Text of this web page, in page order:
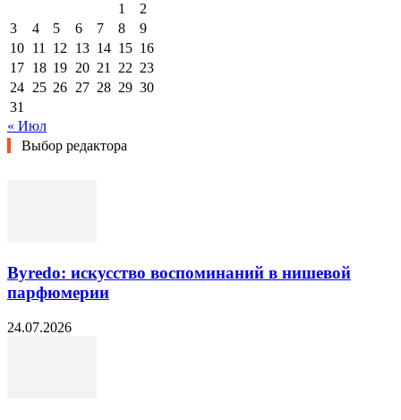
1
2
3
4 5 6 7 8
9
10 11 12 13 14 15 16
17 18 19 20 21 22 23
24 25 26 27 28 29 30
31
« Июл
Выбор редактора
Byredo: искусство воспоминаний в нишевой
парфюмерии
24.07.2026